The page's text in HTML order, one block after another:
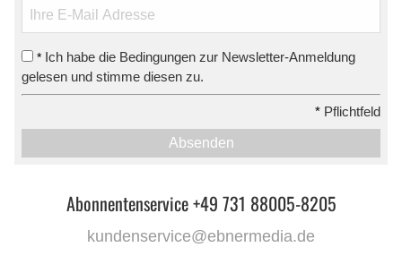
* Ich habe die Bedingungen zur Newsletter-Anmeldung
gelesen und stimme diesen zu.
* Pflichtfeld
Absenden
Abonnentenservice +49 731 88005-8205
kundenservice@ebnermedia.de